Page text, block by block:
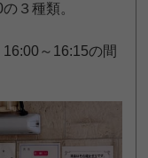
３種類。
～16:15の間